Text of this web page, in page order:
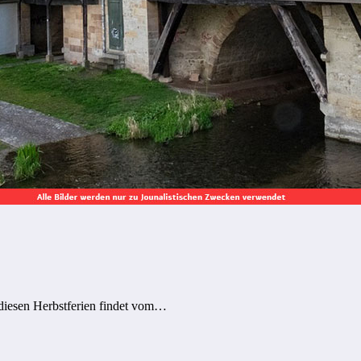
Herbstferien findet vom…